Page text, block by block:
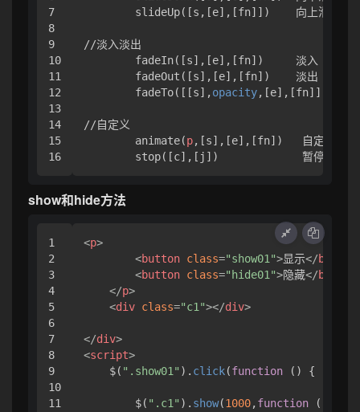
7
8
9
10
11
12
13
14
15
	slideUp(
[s,[e] , [fn] ])    向上滑动
//淡入淡出
	fadeIn(
[s] , [e] , [fn] )     淡入
	fadeOut(
[s] , [e] , [fn] )    淡出
	fadeTo(
[[s] ,opacity, [e] , [fn] ])  让元
//自定义
	animate(
p, [s] , [e] , [fn] )   自定义动
	stop(
[c] , [j] )             暂停上一个动
show和hide方法
1
2
3
4
5
6
7
8
9
10
11
<p>
<button class="show01">显示</button
<button class="hide01">隐藏</button
</p>
<div class="c1"></div>
</div>
<script>
    $(
".show01" ). click(function ( ) {
        $(
".c1" ). show(1000,function (